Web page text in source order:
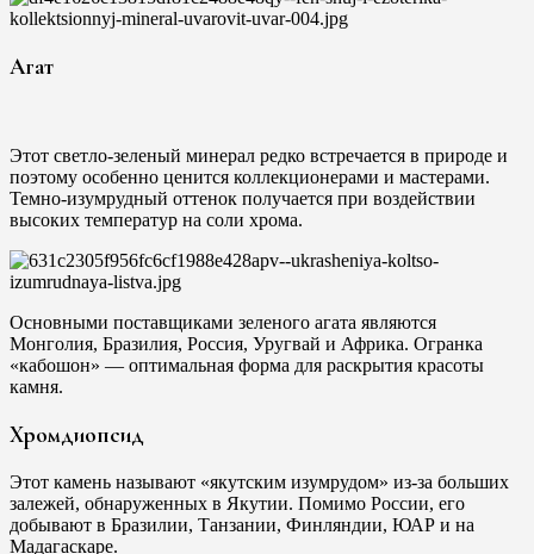
Агат
Этот светло-зеленый минерал редко встречается в природе и
поэтому особенно ценится коллекционерами и мастерами.
Темно-изумрудный оттенок получается при воздействии
высоких температур на соли хрома.
Основными поставщиками зеленого агата являются
Монголия, Бразилия, Россия, Уругвай и Африка. Огранка
«кабошон» — оптимальная форма для раскрытия красоты
камня.
Хромдиопсид
Этот камень называют «якутским изумрудом» из-за больших
залежей, обнаруженных в Якутии. Помимо России, его
добывают в Бразилии, Танзании, Финляндии, ЮАР и на
Мадагаскаре.